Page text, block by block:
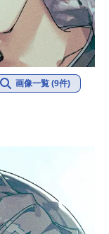
画像一覧 (9件)